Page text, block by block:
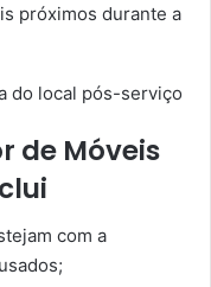
próximos durante a
do local pós-serviço
de Móveis
com a